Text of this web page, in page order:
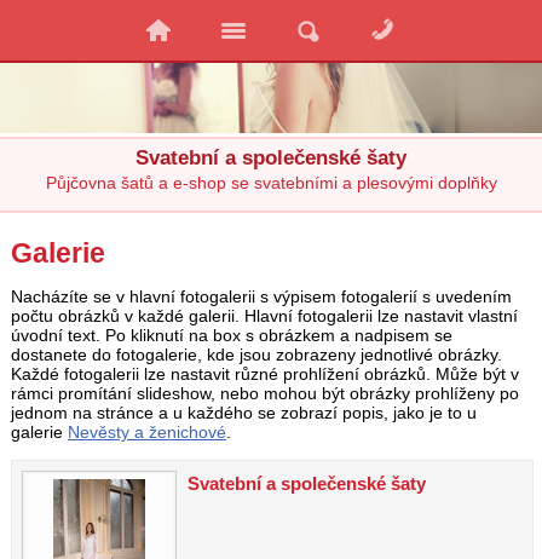
Svatební a společenské šaty
Půjčovna šatů a e-shop se svatebními a plesovými doplňky
Galerie
Nacházíte se v hlavní fotogalerii s výpisem fotogalerií s uvedením
počtu obrázků v každé galerii. Hlavní fotogalerii lze nastavit vlastní
úvodní text. Po kliknutí na box s obrázkem a nadpisem se
dostanete do fotogalerie, kde jsou zobrazeny jednotlivé obrázky.
Každé fotogalerii lze nastavit různé prohlížení obrázků. Může být v
rámci promítání slideshow, nebo mohou být obrázky prohlíženy po
jednom na stránce a u každého se zobrazí popis, jako je to u
galerie Nevěsty a ženichové.
Svatební a společenské šaty